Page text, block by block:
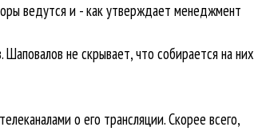
ведутся и - как утверждает менеджмент
не скрывает, что собирается на них
о его трансляции. Скорее всего,